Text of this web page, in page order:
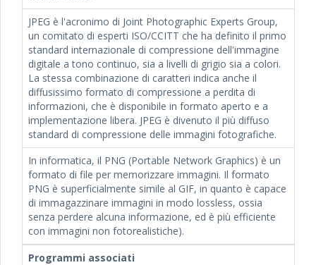
JPEG è l'acronimo di Joint Photographic Experts Group,
un comitato di esperti ISO/CCITT che ha definito il primo
standard internazionale di compressione dell'immagine
digitale a tono continuo, sia a livelli di grigio sia a colori.
La stessa combinazione di caratteri indica anche il
diffusissimo formato di compressione a perdita di
informazioni, che è disponibile in formato aperto e a
implementazione libera. JPEG è divenuto il più diffuso
standard di compressione delle immagini fotografiche.
In informatica, il PNG (Portable Network Graphics) è un
formato di file per memorizzare immagini. Il formato
PNG è superficialmente simile al GIF, in quanto è capace
di immagazzinare immagini in modo lossless, ossia
senza perdere alcuna informazione, ed è più efficiente
con immagini non fotorealistiche).
Programmi associati